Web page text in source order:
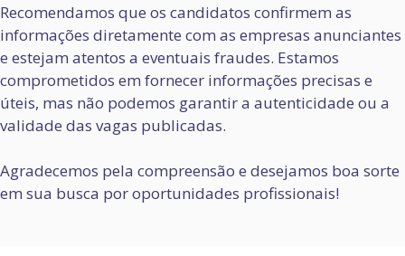
Recomendamos que os candidatos confirmem as
informações diretamente com as empresas anunciantes
e estejam atentos a eventuais fraudes. Estamos
comprometidos em fornecer informações precisas e
úteis, mas não podemos garantir a autenticidade ou a
validade das vagas publicadas.
Agradecemos pela compreensão e desejamos boa sorte
em sua busca por oportunidades profissionais!